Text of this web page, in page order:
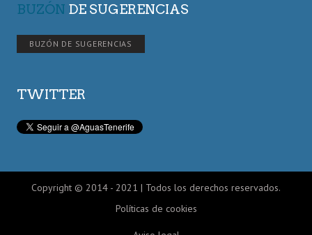
BUZÓN DE SUGERENCIAS
BUZÓN DE SUGERENCIAS
TWITTER
Copyright © 2014 - 2021 | Todos los derechos reservados.
Políticas de cookies